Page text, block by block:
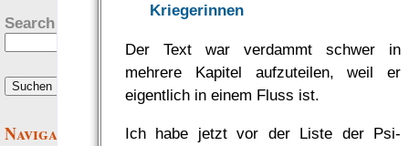
Kriegerinnen
Der Text war verdammt schwer in
mehrere Kapitel aufzuteilen, weil er
eigentlich in einem Fluss ist.
Ich habe jetzt vor der Liste der Psi-
Search this site:
Navigation